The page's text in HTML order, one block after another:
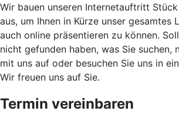
Wir bauen unseren Internetauftritt
aus, um Ihnen in Kürze unser gesamtes
auch online präsentieren zu können.
nicht gefunden haben, was Sie suchen,
mit uns auf oder besuchen Sie uns in
Wir freuen uns auf Sie.
Termin vereinbaren